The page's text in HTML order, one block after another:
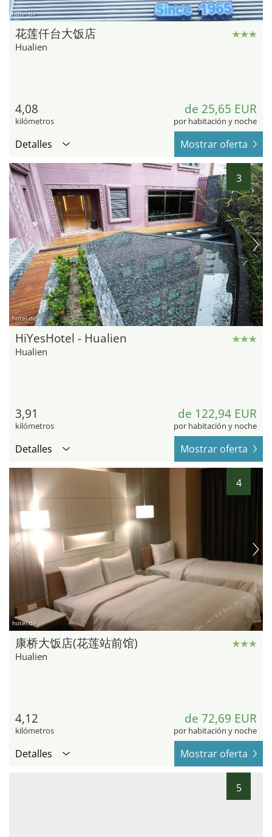
hotel.de
花莲仟台大饭店
Hualien
4,08
kilómetros
de 25,65 EUR
por habitación y noche
Detalles Mostrar oferta
3
hotel.de
HiYesHotel - Hualien
Hualien
3,91
kilómetros
de 122,94 EUR
por habitación y noche
Detalles Mostrar oferta
4
hotel.de
康桥大饭店(花莲站前馆)
Hualien
4,12
kilómetros
de 72,69 EUR
por habitación y noche
Detalles Mostrar oferta
5